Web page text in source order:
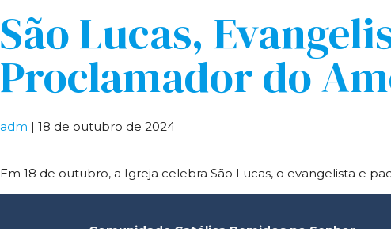
São Lucas,
Proclamador do
adm | 18 de outubro de 2024
Em 18 de outubro, a Igreja celebra São Lucas, o evangelista e